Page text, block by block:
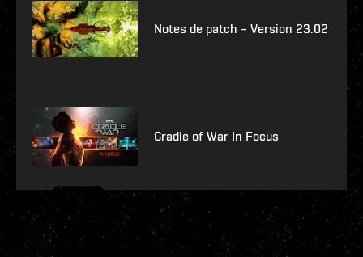
Notes de patch – Version 23.02
Cradle of War In Focus